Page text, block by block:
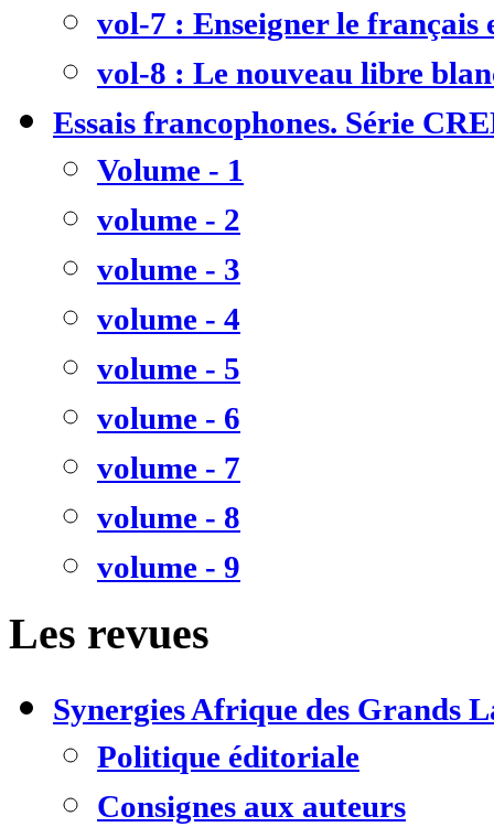
vol-7 : Enseigner le
vol-8 : Le nouveau libre
Essais francophones. Série
Volume - 1
volume - 2
volume - 3
volume - 4
volume - 5
volume - 6
volume - 7
volume - 8
volume - 9
Les revues
Synergies Afrique des Grands
Politique éditoriale
Consignes aux auteurs